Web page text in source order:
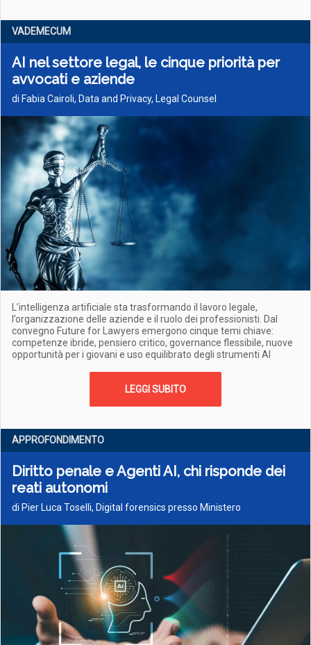
VADEMECUM
AI nel settore legal, le cinque priorità per
avvocati e aziende
di Fabia Cairoli, Data and Privacy, Legal Counsel
L’intelligenza artificiale sta trasformando il lavoro legale,
l’organizzazione delle aziende e il ruolo dei professionisti. Dal
convegno Future for Lawyers emergono cinque temi chiave:
competenze ibride, pensiero critico, governance flessibile, nuove
opportunità per i giovani e uso equilibrato degli strumenti AI
LEGGI SUBITO
APPROFONDIMENTO
Diritto penale e Agenti AI, chi risponde dei
reati autonomi
di Pier Luca Toselli, Digital forensics presso Ministero